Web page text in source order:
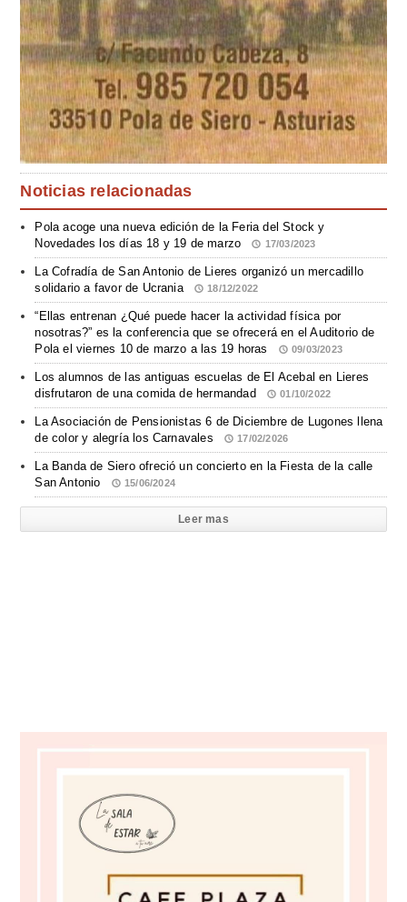
Noticias relacionadas
Pola acoge una nueva edición de la Feria del Stock y
Novedades los días 18 y 19 de marzo
17/03/2023
La Cofradía de San Antonio de Lieres organizó un mercadillo
solidario a favor de Ucrania
18/12/2022
“Ellas entrenan ¿Qué puede hacer la actividad física por
nosotras?” es la conferencia que se ofrecerá en el Auditorio de
Pola el viernes 10 de marzo a las 19 horas
09/03/2023
Los alumnos de las antiguas escuelas de El Acebal en Lieres
disfrutaron de una comida de hermandad
01/10/2022
La Asociación de Pensionistas 6 de Diciembre de Lugones llena
de color y alegría los Carnavales
17/02/2026
La Banda de Siero ofreció un concierto en la Fiesta de la calle
San Antonio
15/06/2024
Leer mas